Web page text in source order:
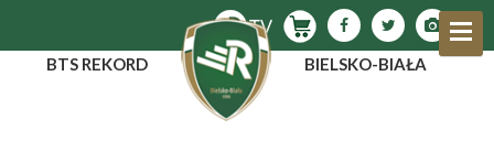
BTS REKORD BIELSKO-BIAŁA